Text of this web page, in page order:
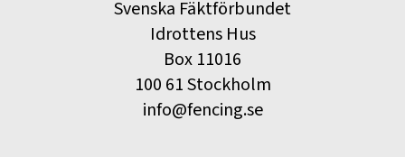
Svenska Fäktförbundet
Idrottens Hus
Box 11016
100 61 Stockholm
info@fencing.se